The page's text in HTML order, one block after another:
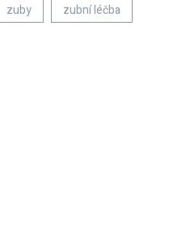
zuby
zubní léčba